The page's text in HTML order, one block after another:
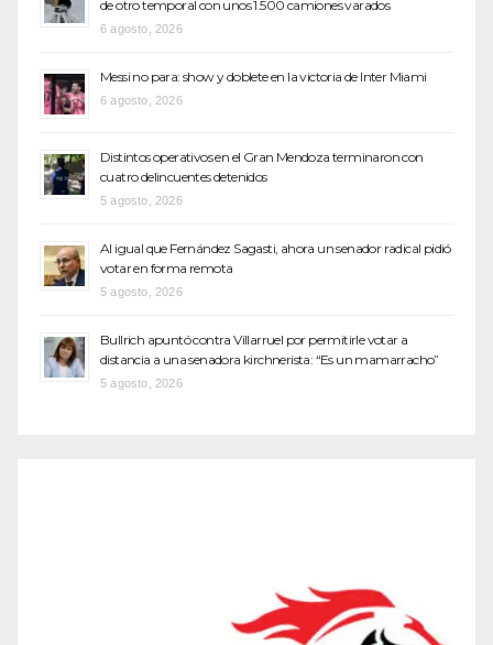
de otro temporal con unos 1.500 camiones varados
6 agosto, 2026
Messi no para: show y doblete en la victoria de Inter Miami
6 agosto, 2026
Distintos operativos en el Gran Mendoza terminaron con
cuatro delincuentes detenidos
5 agosto, 2026
Al igual que Fernández Sagasti, ahora un senador radical pidió
votar en forma remota
5 agosto, 2026
Bullrich apuntó contra Villarruel por permitirle votar a
distancia a una senadora kirchnerista: “Es un mamarracho”
5 agosto, 2026